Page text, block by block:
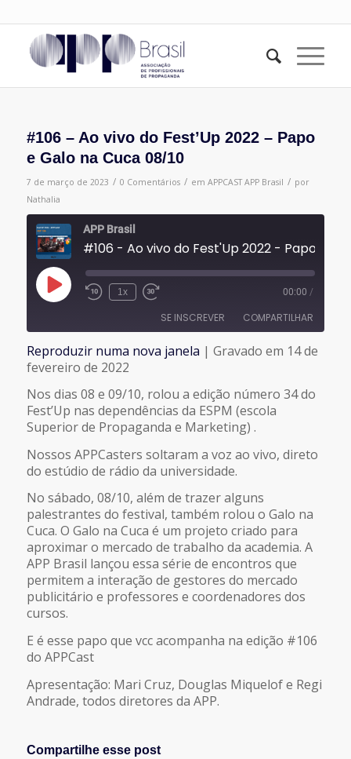
#106 – Ao vivo do Fest’Up 2022 – Papo
e Galo na Cuca 08/10
7 de março de 2023 / 0 Comentários / em APPCAST APP Brasil / por
Nathalia
APP Brasil
Reproduzir
episódio
1x 00:00 /
SE INSCREVER COMPARTILHAR
FEED RSS
COMPARTILHAR
LINK
INCORPORAR
Reproduzir numa nova janela | Gravado em 14 de
fevereiro de 2022
Nos dias 08 e 09/10, rolou a edição número 34 do
Fest’Up nas dependências da ESPM (escola
Superior de Propaganda e Marketing) .
Nossos APPCasters soltaram a voz ao vivo, direto
do estúdio de rádio da universidade.
No sábado, 08/10, além de trazer alguns
palestrantes do festival, também rolou o Galo na
Cuca. O Galo na Cuca é um projeto criado para
aproximar o mercado de trabalho da academia. A
APP Brasil lançou essa série de encontros que
permitem a interação de gestores do mercado
publicitário e professores e coordenadores dos
cursos.
E é esse papo que vcc acompanha na edição #106
do APPCast
Apresentação: Mari Cruz, Douglas Miquelof e Regi
Andrade, todos diretores da APP.
Compartilhe esse post